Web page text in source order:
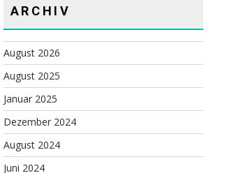
ARCHIV
August 2026
August 2025
Januar 2025
Dezember 2024
August 2024
Juni 2024